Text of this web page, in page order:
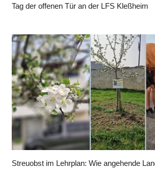
Tag der offenen Tür an der LFS Kleßheim
Streuobst im Lehrplan: Wie angehende